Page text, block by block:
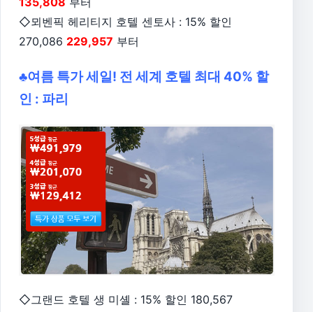
◇뫼벤픽 헤리티지 호텔 센토사 : 15% 할인
270,086 229,957 부터
♣여름 특가 세일! 전 세계 호텔 최대 40% 할
인 : 파리
◇그랜드 호텔 생 미셸 : 15% 할인 180,567